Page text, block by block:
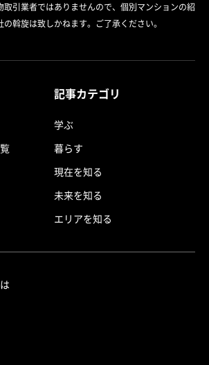
取引業者ではありませんので、個別マンションの紹
斡旋は致しかねます。ご了承ください。
記事カテゴリ
学ぶ
暮らす
現在を知る
未来を知る
エリアを知る